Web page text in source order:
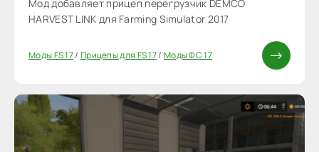
Мод добавляет прицеп перегрузчик DEMCO
HARVEST LINK для Farming Simulator 2017
Моды FS 17/ Прицепы для FS 17/ Моды ФС 17